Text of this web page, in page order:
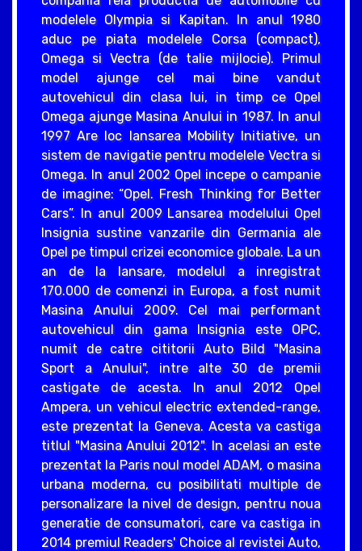
modelele Olympia si Kapitan. In anul 1980
aduc pe piata modelele Corsa (compact),
Omega si Vectra (de talie mijlocie). Primul
model ajunge cel mai bine vandut
autovehicul din clasa lui, in timp ce Opel
Omega ajunge Masina Anului in 1987. In anul
1997 Are loc lansarea Mobility Initiative, un
sistem de navigatie pentru modelele Vectra si
Omega. In anul 2002 Opel incepe o campanie
de imagine: “Opel. Fresh Thinking for Better
Cars”. In anul 2009 Lansarea modelului Opel
Insignia sustine vanzarile din Germania ale
Opel pe timpul crizei economice globale. La un
an de la lansare, modelul a inregistrat
170.000 de comenzi in Europa, a fost numit
Masina Anului 2009. Cel mai performant
autovehicul din gama Insignia este OPC,
numit de catre cititorii Auto Bild "Masina
Sport a Anului", intre alte 30 de premii
castigate de acesta. In anul 2012 Opel
Ampera, un vehicul electric extended-range,
este prezentat la Geneva. Acesta va castiga
titlul "Masina Anului 2012". In acelasi an este
prezentat la Paris noul model ADAM, o masina
urbana moderna, cu posibilitati multiple de
personalizare la nivel de design, pentru noua
generatie de consumatori, care va castiga in
2014 premiul Readers' Choice al revistei Auto,